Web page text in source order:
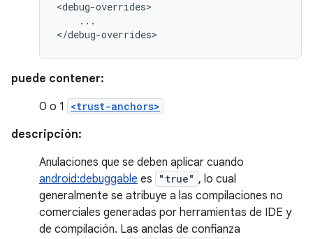
...
</debug-overrides>
puede contener:
0 o 1
<trust-anchors>
descripción:
Anulaciones que se deben aplicar cuando
android:debuggable es "true" , lo cual
generalmente se atribuye a las compilaciones no
comerciales generadas por herramientas de IDE y
de compilación. Las anclas de confianza